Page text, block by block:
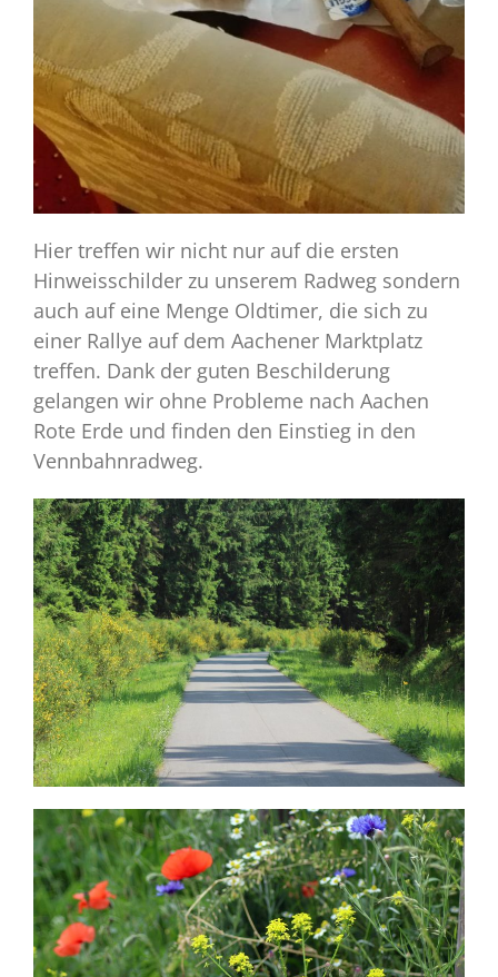
Hier treffen wir nicht nur auf die ersten
Hinweisschilder zu unserem Radweg sondern
auch auf eine Menge Oldtimer, die sich zu
einer Rallye auf dem Aachener Marktplatz
treffen. Dank der guten Beschilderung
gelangen wir ohne Probleme nach Aachen
Rote Erde und finden den Einstieg in den
Vennbahnradweg.